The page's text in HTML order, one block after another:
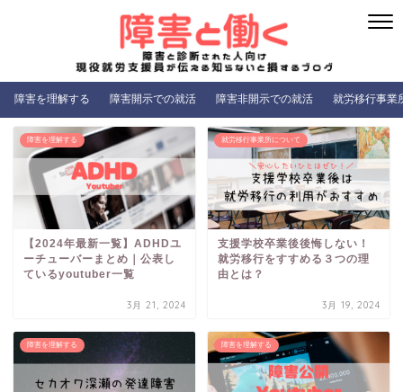
障害を理解する 障害開示での就活 障害非開示での就活 就労移行事業
障害を理解する
【2024年最新一覧】ADHDユ
ーチューバーまとめ｜公表し
ているyoutuber一覧
3月 21, 2024
就労移行事業所について
支援学校卒業後後悔しない！
就労移行をすすめる３つの理
由とは？
3月 19, 2024
障害を理解する 障害を理解する